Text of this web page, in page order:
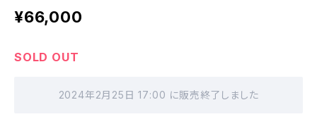
¥66,000
SOLD OUT
2024年2月25日 17:00 に販売終了しました